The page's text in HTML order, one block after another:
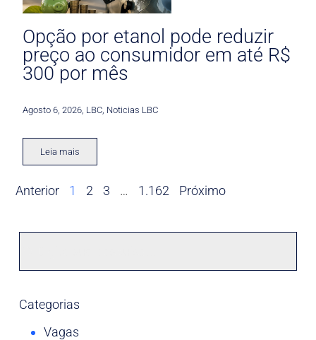
Opção por etanol pode reduzir
preço ao consumidor em até R$
300 por mês
Agosto 6, 2026 LBC Noticias LBC
Leia mais
Anterior 1 2 3 … 1.162 Próximo
Categorias
Vagas